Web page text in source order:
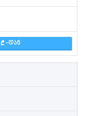
-ᲓᲐᲜ